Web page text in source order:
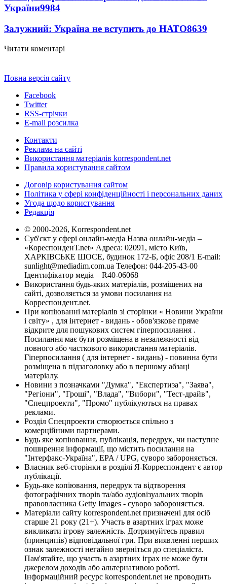
України9984
Залужний: Україна не вступить до НАТО8639
Читати коментарі
Повна версія сайту
Facebook
Twitter
RSS-стрічки
E-mail розсилка
Контакти
Реклама на сайті
Використання матеріалів korrespondent.net
Правила користування сайтом
Договір користування сайтом
Політика у сфері конфіденційності і персональних даних
Угода щодо користування
Редакція
© 2000-2026, Korrespondent.net
Суб'єкт у сфері онлайн-медіа Назва онлайн-медіа –
«КореспонденТ.net» Адреса: 02091, місто Київ,
ХАРКІВСЬКЕ ШОСЕ, будинок 172-Б, офіс 208/1 E-mail:
sunlight@mediadim.com.ua Телефон: 044-205-43-00
Ідентифікатор медіа – R40-06068
Використання будь-яких матеріалів, розміщених на
сайті, дозволяється за умови посилання на
Корреспондент.net.
При копіюванні матеріалів зі сторінки « Новини України
і світу» , для інтернет - видань - обов'язкове пряме
відкрите для пошукових систем гіперпосилання .
Посилання має бути розміщена в незалежності від
повного або часткового використання матеріалів.
Гіперпосилання ( для інтернет - видань) - повинна бути
розміщена в підзаголовку або в першому абзаці
матеріалу.
Новини з позначками "Думка", "Експертиза", "Заява",
"Регіони", "Гроші", "Влада", "Вибори", "Тест-драйв",
"Спецпроекти", "Промо" публікуються на правах
реклами.
Розділ Спецпроекти створюється спільно з
комерційними партнерами.
Будь яке копіювання, публікація, передрук, чи наступне
поширення інформації, що містить посилання на
"Інтерфакс-Україна", EPA / UPG, суворо забороняється.
Власник веб-сторінки в розділі Я-Корреспондент є автор
публікації.
Будь-яке копіювання, передрук та відтворення
фотографічних творів та/або аудіовізуальних творів
правовласника Getty Images - суворо забороняється.
Матеріали сайту korrespondent.net призначені для осіб
старше 21 року (21+). Участь в азартних іграх може
викликати ігрову залежність. Дотримуйтесь правил
(принципів) відповідальної гри. При виявленні перших
ознак залежності негайно зверніться до спеціаліста.
Пам'ятайте, що участь в азартних іграх не може бути
джерелом доходів або альтернативою роботі.
Інформаційний ресурс korrespondent.net не проводить